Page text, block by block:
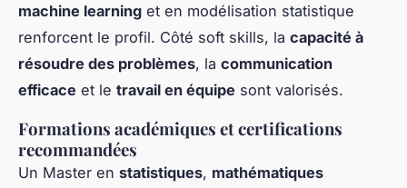
machine learning et en modélisation statistique
renforcent le profil. Côté soft skills, la capacité à
résoudre des problèmes, la communication
efficace et le travail en équipe sont valorisés.
Formations académiques et certifications
recommandées
Un Master en statistiques, mathématiques